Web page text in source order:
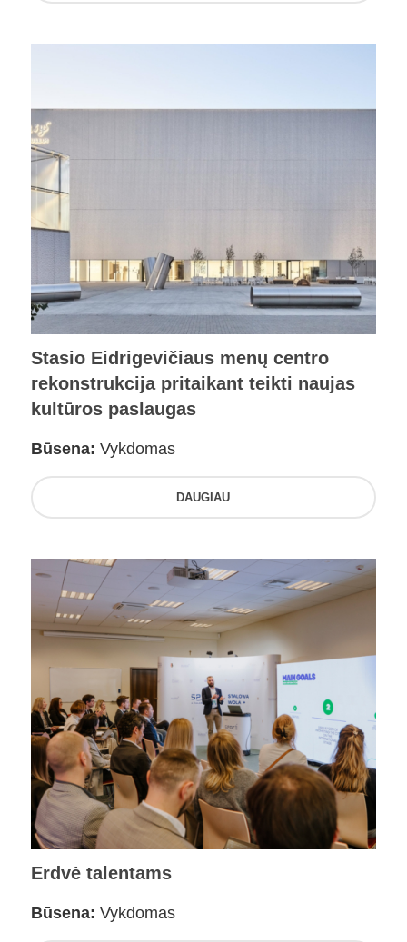
Stasio Eidrigevičiaus menų centro
rekonstrukcija pritaikant teikti naujas
kultūros paslaugas
Būsena: Vykdomas
DAUGIAU
Erdvė talentams
Būsena: Vykdomas